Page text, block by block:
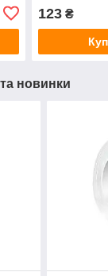
123₴
та новинки